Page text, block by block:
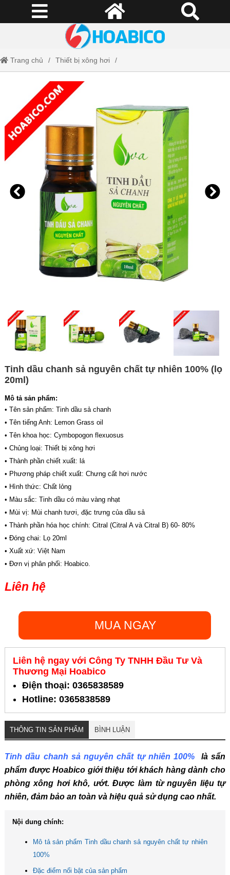
Trang chủ Thiết bị xông hơi
Tinh dầu chanh sả nguyên chất tự nhiên 100% (lọ 20ml)
Tinh dầu chanh sả nguyên chất tự nhiên 100% (lọ
20ml)
Mô tả sản phẩm:
• Tên sản phẩm: Tinh dầu sả chanh
• Tên tiếng Anh: Lemon Grass oil
• Tên khoa học: Cymbopogon flexuosus
• Chủng loại: Thiết bị xông hơi
• Thành phần chiết xuất: lá
• Phương pháp chiết xuất: Chưng cất hơi nước
• Hình thức: Chất lỏng
• Màu sắc: Tinh dầu có màu vàng nhạt
• Mùi vị: Mùi chanh tươi, đặc trưng của dầu sả
• Thành phần hóa học chính: Citral (Citral A và Citral B) 60- 80%
• Đóng chai: Lọ 20ml
• Xuất xứ: Việt Nam
• Đơn vị phân phối: Hoabico.
Liên hệ
MUA NGAY
Liên hệ ngay với Công Ty TNHH Đầu Tư Và
Thương Mại Hoabico
Điện thoại: 0365838589
Hotline: 0365838589
THÔNG TIN SẢN PHẨM BÌNH LUẬN
Tinh dầu chanh sả nguyên chất tự nhiên 100% là sẩn
phẩm được Hoabico giới thiệu tới khách hàng dành cho
phòng xông hơi khô, ướt. Được làm từ nguyên liệu tự
nhiên, đảm bảo an toàn và hiệu quả sử dụng cao nhất.
Nội dung chính:
Mô tả sản phẩm Tinh dầu chanh sả nguyên chất tự nhiên
100%
Đặc điểm nổi bật của sản phẩm